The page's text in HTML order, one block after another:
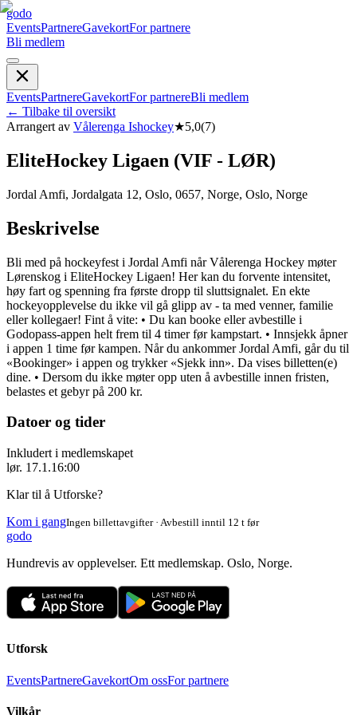
godo
EventsPartnereGavekortFor partnere
Bli medlem
EventsPartnereGavekortFor partnereBli medlem
← Tilbake til oversikt
Arrangert av Vålerenga Ishockey★5,0(7)
EliteHockey Ligaen (VIF - LØR)
Jordal Amfi, Jordalgata 12, Oslo, 0657, Norge, Oslo, Norge
Beskrivelse
Bli med på hockeyfest i Jordal Amfi når Vålerenga Hockey møter
Lørenskog i EliteHockey Ligaen! Her kan du forvente intensitet,
høy fart og spenning fra første dropp til sluttsignalet. En ekte
hockeyopplevelse du ikke vil gå glipp av - ta med venner, familie
eller kollegaer! Fint å vite: • Du kan booke eller avbestille i
Godopass-appen helt frem til 4 timer før kampstart. • Innsjekk åpner
i appen 1 time før kampen. Når du ankommer Jordal Amfi, går du til
«Bookinger» i appen og trykker «Sjekk inn». Da vises billetten(e)
dine. • Dersom du ikke møter opp uten å avbestille innen fristen,
belastes et gebyr på 200 kr.
Datoer og tider
Inkludert i medlemskapet
lør. 17.1.16:00
Klar til å Utforske?
Kom i gangIngen billettavgifter · Avbestill inntil 12 t før
godo
Hundrevis av opplevelser. Ett medlemskap. Oslo, Norge.
Utforsk
EventsPartnereGavekortOm ossFor partnere
Vilkår